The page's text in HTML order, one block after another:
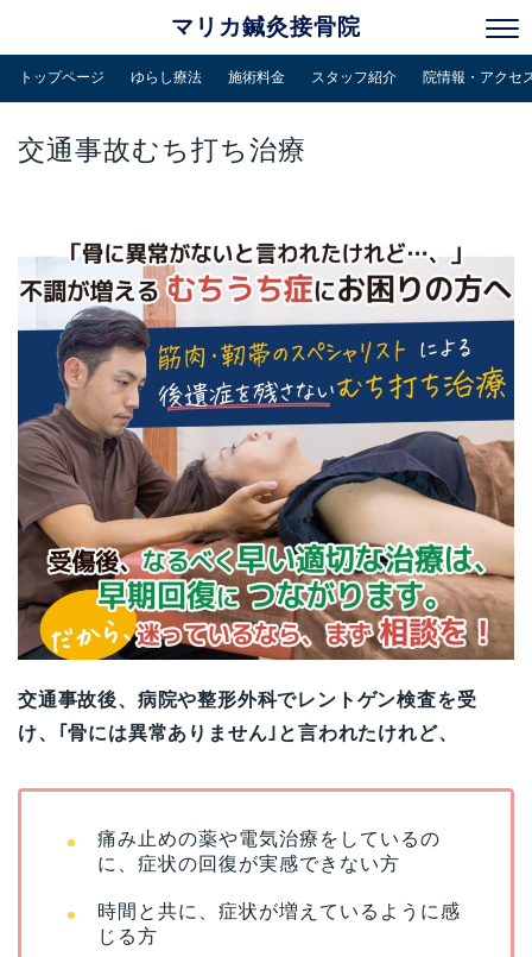
マリカ鍼灸接骨院
トップページ ゆらし療法 施術料金 スタッフ紹介 院情報・アクセ
交通事故むち打ち治療
交通事故後、病院や整形外科でレントゲン検査を受
け、｢骨には異常ありません｣と言われたけれど、
痛み止めの薬や電気治療をしているの
に、症状の回復が実感できない方
時間と共に、症状が増えているように感
じる方